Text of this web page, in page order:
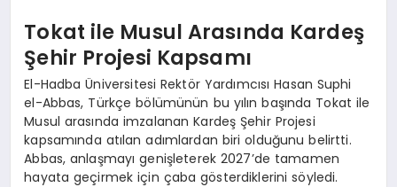
Tokat ile Musul Arasında Kardeş
Şehir Projesi Kapsamı
El-Hadba Üniversitesi Rektör Yardımcısı Hasan Suphi
el-Abbas, Türkçe bölümünün bu yılın başında Tokat ile
Musul arasında imzalanan Kardeş Şehir Projesi
kapsamında atılan adımlardan biri olduğunu belirtti.
Abbas, anlaşmayı genişleterek 2027’de tamamen
hayata geçirmek için çaba gösterdiklerini söyledi.